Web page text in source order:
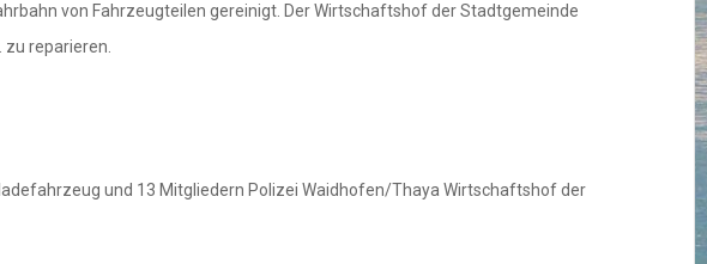
von Fahrzeugteilen gereinigt. Der Wirtschaftshof der Stadtgemeinde
reparieren.
und 13 Mitgliedern Polizei Waidhofen/Thaya Wirtschaftshof der